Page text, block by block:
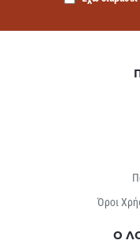
Όροι
Ο